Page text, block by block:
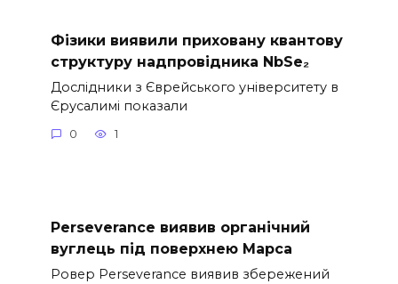
Фізики виявили приховану квантову
структуру надпровідника NbSe₂
Дослідники з Єврейського університету в
Єрусалимі показали
0 1
Perseverance виявив органічний
вуглець під поверхнею Марса
Ровер Perseverance виявив збережений